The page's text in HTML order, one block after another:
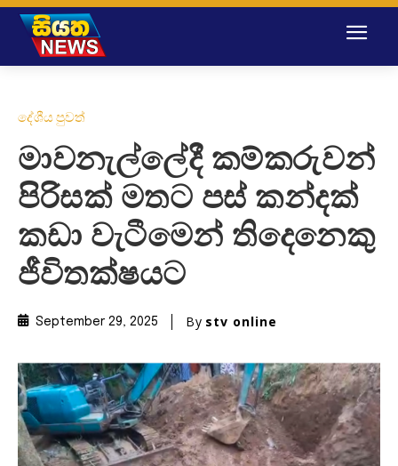
දේශීය පුවත්
මාවනැල්ලේදී කම්කරුවන්
පිරිසක් මතට පස් කන්දක්
කඩා වැටීමෙන් තිදෙනෙකු
ජීවිතක්ෂයට
September 29, 2025 By stv online